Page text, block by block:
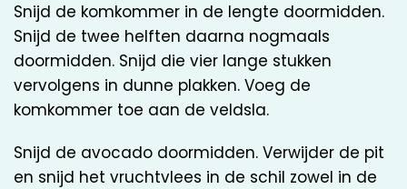
Snijd de komkommer in de lengte doormidden.
Snijd de twee helften daarna nogmaals
doormidden. Snijd die vier lange stukken
vervolgens in dunne plakken. Voeg de
komkommer toe aan de veldsla.
Snijd de avocado doormidden. Verwijder de pit
en snijd het vruchtvlees in de schil zowel in de